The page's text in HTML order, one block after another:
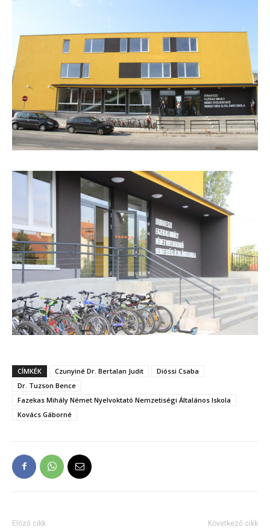
CÍMKÉK Czunyiné Dr. Bertalan Judit
Dióssi Csaba
Dr. Tuzson Bence
Fazekas Mihály Német Nyelvoktató Nemzetiségi Általános Iskola
Kovács Gáborné
Előző cikk Következő cikk